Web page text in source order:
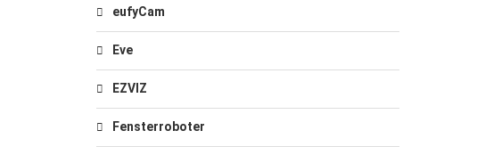
eufyCam
Eve
EZVIZ
Fensterroboter